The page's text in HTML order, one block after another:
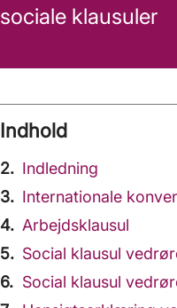
sociale klausuler
Indhold
Indledning
Internationale
Arbejdsklausul
Social klausul
Social klausul